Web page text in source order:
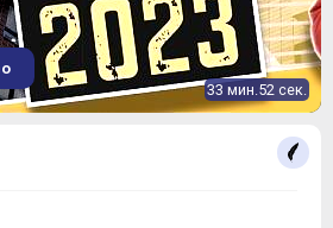
33 мин.52 сек.